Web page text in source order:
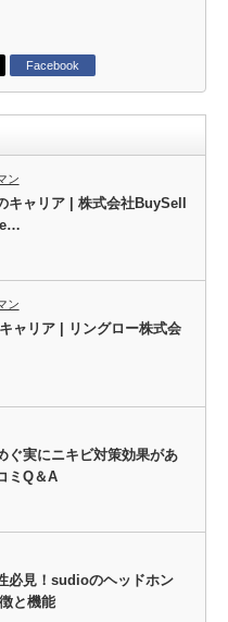
Facebook
ン
キャリア | 株式会社BuySell
ン
ャリア | リングロー株式会
ぐ実にニキビ対策効果があ
ミQ＆A
必見！sudioのヘッドホン
と機能